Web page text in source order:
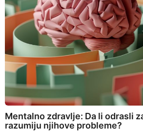
Mentalno zdravlje: Da li odrasli
razumiju njihove probleme?